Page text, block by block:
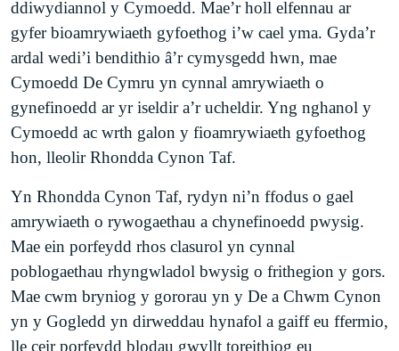
ddiwydiannol y Cymoedd. Mae’r holl elfennau ar
gyfer bioamrywiaeth gyfoethog i’w cael yma. Gyda’r
ardal wedi’i bendithio â’r cymysgedd hwn, mae
Cymoedd De Cymru yn cynnal amrywiaeth o
gynefinoedd ar yr iseldir a’r ucheldir. Yng nghanol y
Cymoedd ac wrth galon y fioamrywiaeth gyfoethog
hon, lleolir Rhondda Cynon Taf.
Yn Rhondda Cynon Taf, rydyn ni’n ffodus o gael
amrywiaeth o rywogaethau a chynefinoedd pwysig.
Mae ein porfeydd rhos clasurol yn cynnal
poblogaethau rhyngwladol bwysig o frithegion y gors.
Mae cwm bryniog y gororau yn y De a Chwm Cynon
yn y Gogledd yn dirweddau hynafol a gaiff eu ffermio,
lle ceir porfeydd blodau gwyllt toreithiog eu